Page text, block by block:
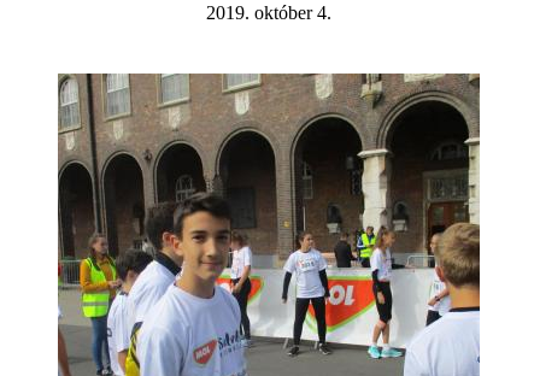
2019. október 4.